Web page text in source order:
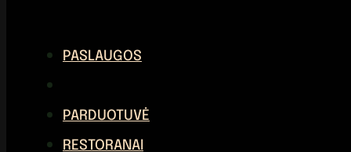
PASLAUGOS
PARDUOTUVĖ
RESTORANAI